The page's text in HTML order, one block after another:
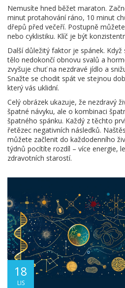
Nemusíte hned běžet maraton.
minut protahování ráno, 10 minut
dřepů před večeří. Postupně
nebo cyklistiku. Klíč je být
Další důležitý faktor je spánek.
tělo nedokončí obnovu svalů a
zvyšuje chuť na nezdravé jídlo a
Snažte se chodit spát ve stejnou
který vás uklidní.
Celý obrázek ukazuje, že nezdravý
špatné návyku, ale o kombinaci
špatného spánku. Každý z těchto
řetězec negativních následků.
můžete začlenit do každodenního
týdnů pocítíte rozdíl – více energie,
zdravotních starostí.
18
LIS